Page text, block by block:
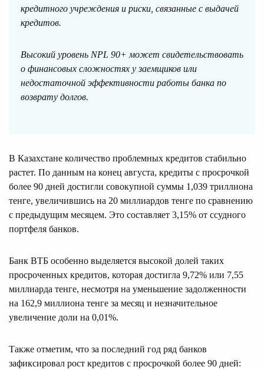
кредитного учреждения и риски, связанные с выдачей
кредитов.
Высокий уровень NPL 90+ может свидетельствовать
о финансовых сложностях у заемщиков или
недостаточной эффективности работы банка по
возврату долгов.
В Казахстане количество проблемных кредитов стабильно
растет. По данным на конец августа, кредиты с просрочкой
более 90 дней достигли совокупной суммы 1,039 триллиона
тенге, увеличившись на 20 миллиардов тенге по сравнению
с предыдущим месяцем. Это составляет 3,15% от ссудного
портфеля банков.
Банк ВТБ особенно выделяется высокой долей таких
просроченных кредитов, которая достигла 9,72% или 7,55
миллиарда тенге, несмотря на уменьшение задолженности
на 162,9 миллиона тенге за месяц и незначительное
увеличение доли на 0,01%.
Также отметим, что за последний год ряд банков
зафиксировал рост кредитов с просрочкой более 90 дней: